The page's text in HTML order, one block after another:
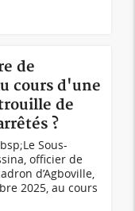
de
cours d'une
de
?
Sous-
officier de
d’Agboville,
2025, au cours